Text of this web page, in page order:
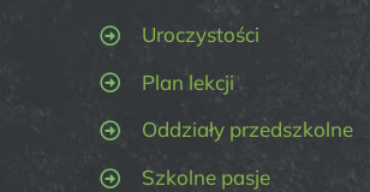
Uroczystości
Plan lekcji
Oddziały przedszkolne
Szkolne pasje